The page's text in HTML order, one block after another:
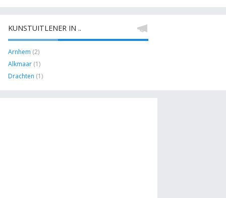
KUNSTUITLENER IN ..
Arnhem (2)
Alkmaar (1)
Drachten (1)